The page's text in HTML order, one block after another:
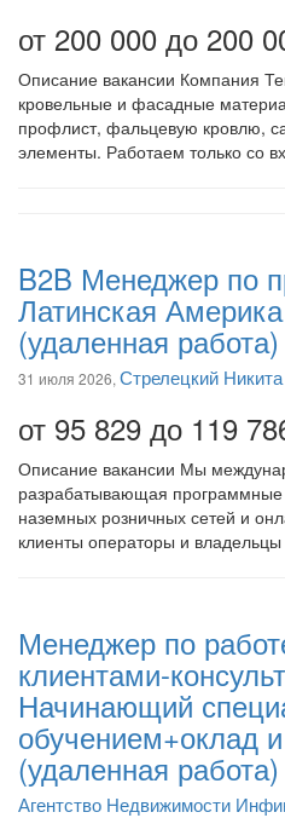
от 200 000 до 200
Описание вакансии Компания
кровельные и фасадные
профлист, фальцевую кровлю,
элементы. Работаем только со
B2B Менеджер по
Латинская Америка
(удаленная работа)
31 июля 2026, Стрелецкий
от 95 829 до 119
Описание вакансии Мы
разрабатывающая
наземных розничных сетей и
клиенты операторы и владельцы
Менеджер по
клиентами-
Начинающий
обучением+оклад
(удаленная работа)
Агентство Недвижимости